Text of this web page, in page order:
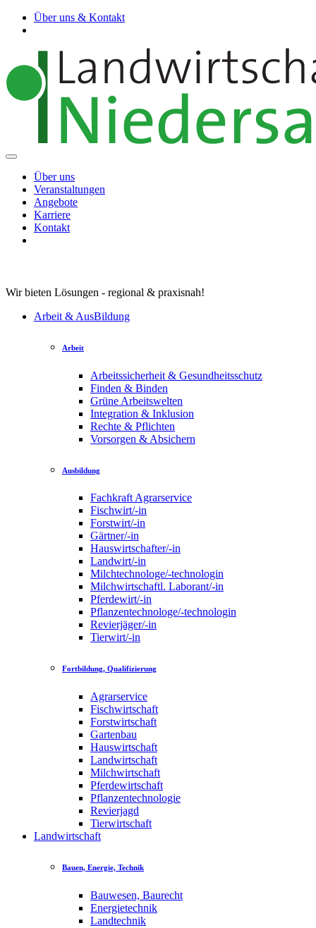
Über uns & Kontakt
Über uns
Veranstaltungen
Angebote
Karriere
Kontakt
Wir bieten Lösungen - regional & praxisnah!
Arbeit & AusBildung
Arbeit
Arbeitssicherheit & Gesundheitsschutz
Finden & Binden
Grüne Arbeitswelten
Integration & Inklusion
Rechte & Pflichten
Vorsorgen & Absichern
Ausbildung
Fachkraft Agrarservice
Fischwirt/-in
Forstwirt/-in
Gärtner/-in
Hauswirtschafter/-in
Landwirt/-in
Milchtechnologe/-technologin
Milchwirtschaftl. Laborant/-in
Pferdewirt/-in
Pflanzentechnologe/-technologin
Revierjäger/-in
Tierwirt/-in
Fortbildung, Qualifizierung
Agrarservice
Fischwirtschaft
Forstwirtschaft
Gartenbau
Hauswirtschaft
Landwirtschaft
Milchwirtschaft
Pferdewirtschaft
Pflanzentechnologie
Revierjagd
Tierwirtschaft
Landwirtschaft
Bauen, Energie, Technik
Bauwesen, Baurecht
Energietechnik
Landtechnik